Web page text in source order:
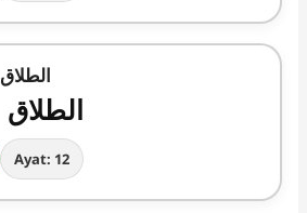
At-Talaq الطلاق
الطلاق
Ayat: 12